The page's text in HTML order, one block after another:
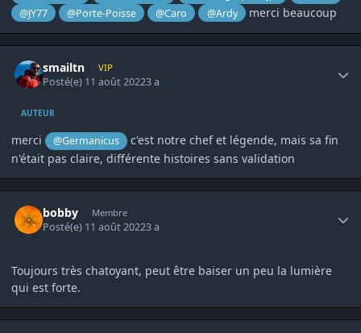
@JY77
@Porte-Poisse @Caro @Ardy merci beaucoup
smailtn VIP
Posté(e) 11 août 20223 a
AUTEUR
merci @Germanicus
c'est notre chef et légende, mais sa fin
n'était pas claire, différente histoires sans validation
bobby Membre
Posté(e) 11 août 20223 a
Toujours très chatoyant, peut être baiser un peu la lumière
qui est forte.